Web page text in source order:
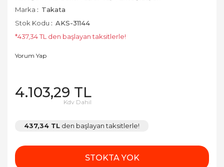
Marka
Takata
Stok Kodu
AKS-31144
*437,34 TL den başlayan taksitlerle!
Yorum Yap
4.103,29 TL
Kdv Dahil
437,34 TL den başlayan taksitlerle!
STOKTA YOK